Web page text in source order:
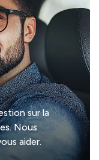
sur la
Nous
aider.